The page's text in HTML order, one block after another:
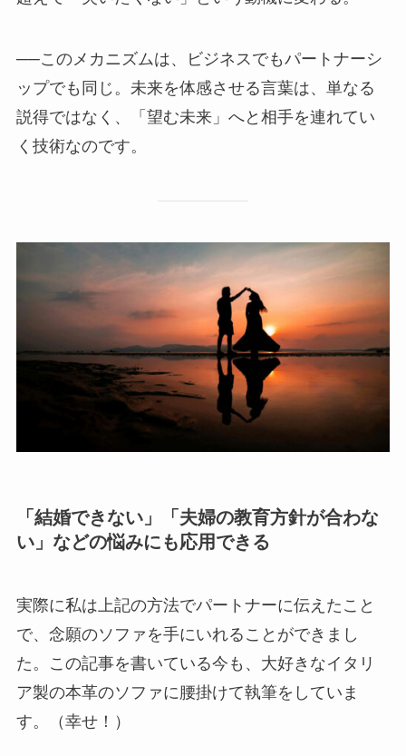
──このメカニズムは、ビジネスでもパートナーシ
ップでも同じ。未来を体感させる言葉は、単なる
説得ではなく、「望む未来」へと相手を連れてい
く技術なのです。
「結婚できない」「夫婦の教育方針が合わな
い」などの悩みにも応用できる
実際に私は上記の方法でパートナーに伝えたこと
で、念願のソファを手にいれることができまし
た。この記事を書いている今も、大好きなイタリ
ア製の本革のソファに腰掛けて執筆をしていま
す。（幸せ！）